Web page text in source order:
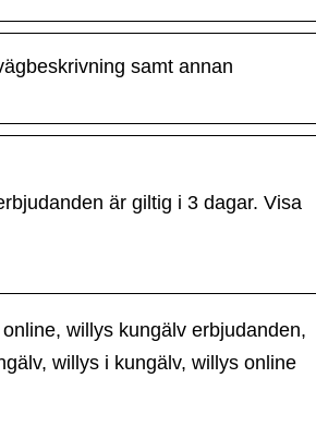
samt annan
är giltig i 3 dagar. Visa
willys kungälv erbjudanden,
willys i kungälv, willys online